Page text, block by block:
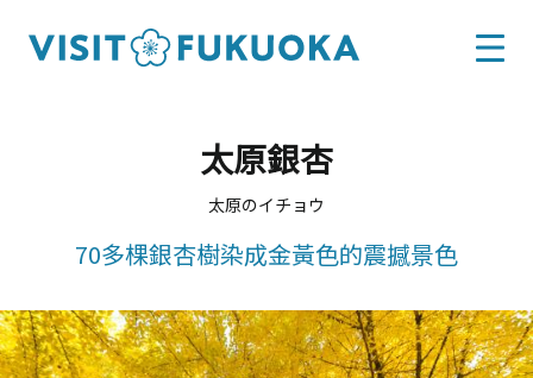
太原銀杏
太原のイチョウ
70多棵銀杏樹染成金黃色的震撼景色